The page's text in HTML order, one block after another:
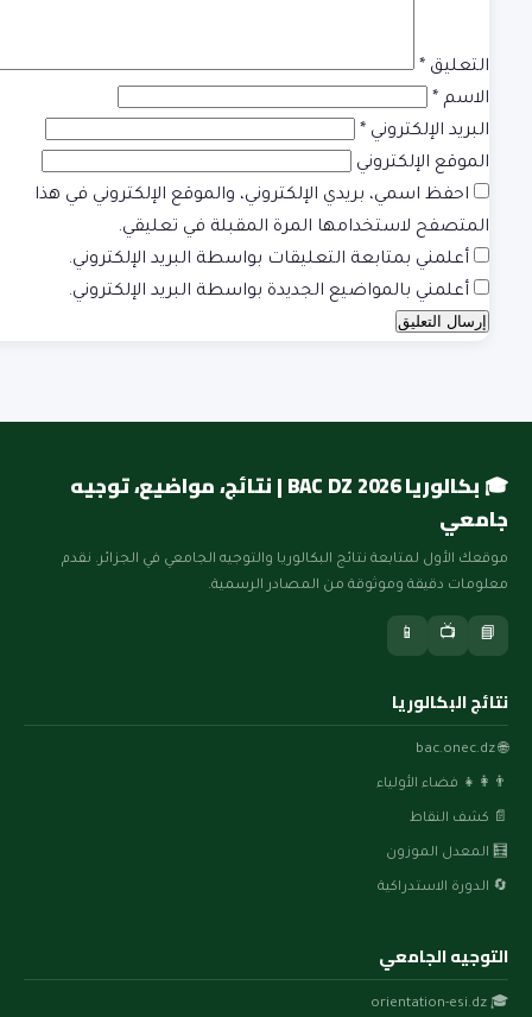
التعليق *
الاسم *
البريد الإلكتروني *
الموقع الإلكتروني
احفظ اسمي، بريدي الإلكتروني، والموقع الإلكتروني في هذا
المتصفح لاستخدامها المرة المقبلة في تعليقي.
أعلمني بمتابعة التعليقات بواسطة البريد الإلكتروني.
أعلمني بالمواضيع الجديدة بواسطة البريد الإلكتروني.
🎓 بكالوريا BAC DZ 2026 | نتائج، مواضيع، توجيه
جامعي
موقعك الأول لمتابعة نتائج البكالوريا والتوجيه الجامعي في الجزائر. نقدم
معلومات دقيقة وموثوقة من المصادر الرسمية.
📘
📺
📱
نتائج البكالوريا
🌐 bac.onec.dz
👨‍👩‍👧 فضاء الأولياء
📄 كشف النقاط
🧮 المعدل الموزون
🔄 الدورة الاستدراكية
التوجيه الجامعي
🎓 orientation-esi.dz